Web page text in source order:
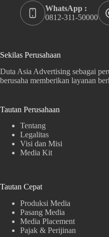
WhatsApp :
0812-311-50000
Sekilas Perusahaan
Duta Asia Advertising sebagai
berusaha memberikan layanan
Tautan Perusahaan
Tentang
Legalitas
Visi dan Misi
Media Kit
Tautan Cepat
Produksi Media
Pasang Media
Media Placement
Pajak & Perijinan